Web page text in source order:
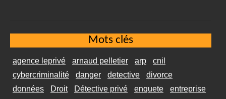
Mots clés
agence leprivé arnaud pelletier arp
cnil
cybercriminalité
danger detective
divorce
données
Droit Détective privé enquete
entreprise